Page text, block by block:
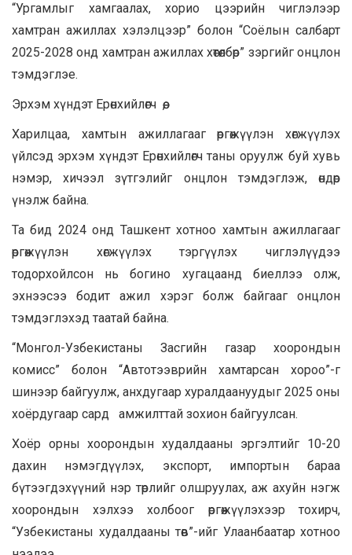
“Ургамлыг хамгаалах, хорио цээрийн чиглэлээр
хамтран ажиллах хэлэлцээр” болон “Соёлын салбарт
2025-2028 онд хамтран ажиллах хөтөлбөр” зэргийг онцлон
тэмдэглэе.
Эрхэм хүндэт Ерөнхийлөгч өө,
Харилцаа, хамтын ажиллагааг өргөжүүлэн хөгжүүлэх
үйлсэд эрхэм хүндэт Ерөнхийлөгч таны оруулж буй хувь
нэмэр, хичээл зүтгэлийг онцлон тэмдэглэж, өндөр
үнэлж байна.
Та бид 2024 онд Ташкент хотноо хамтын ажиллагааг
өргөжүүлэн хөгжүүлэх тэргүүлэх чиглэлүүдээ
тодорхойлсон нь богино хугацаанд биеллээ олж,
эхнээсээ бодит ажил хэрэг болж байгааг онцлон
тэмдэглэхэд таатай байна.
“Монгол-Узбекистаны Засгийн газар хоорондын
комисс” болон “Автотээврийн хамтарсан хороо”-г
шинээр байгуулж, анхдугаар хуралдаануудыг 2025 оны
хоёрдугаар сард амжилттай зохион байгуулсан.
Хоёр орны хоорондын худалдааны эргэлтийг 10-20
дахин нэмэгдүүлэх, экспорт, импортын бараа
бүтээгдэхүүний нэр төрлийг олшруулах, аж ахуйн нэгж
хоорондын хэлхээ холбоог өргөжүүлэхээр тохирч,
“Узбекистаны худалдааны төв”-ийг Улаанбаатар хотноо